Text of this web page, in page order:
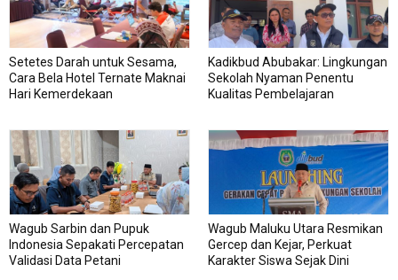
Setetes Darah untuk Sesama,
Cara Bela Hotel Ternate Maknai
Hari Kemerdekaan
Kadikbud Abubakar: Lingkungan
Sekolah Nyaman Penentu
Kualitas Pembelajaran
Wagub Sarbin dan Pupuk
Indonesia Sepakati Percepatan
Validasi Data Petani
Wagub Maluku Utara Resmikan
Gercep dan Kejar, Perkuat
Karakter Siswa Sejak Dini